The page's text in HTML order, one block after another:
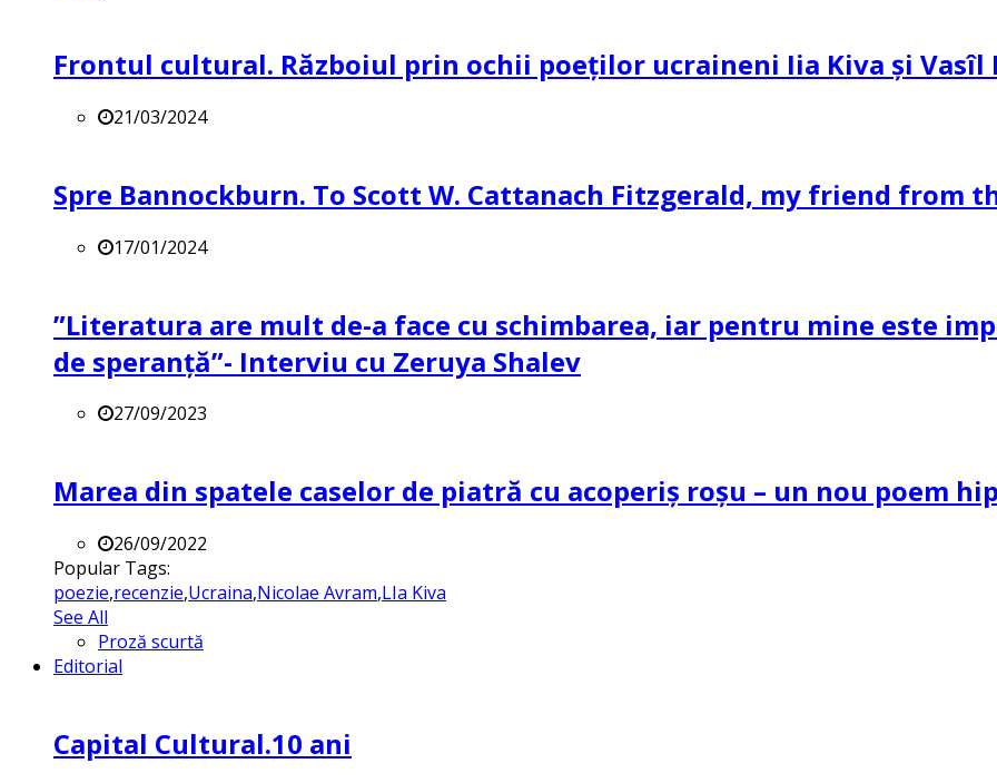
Frontul cultural. Războiul prin ochii poeților ucraineni Iia Kiva și Vasîl
21/03/2024
Spre Bannockburn. To Scott W. Cattanach Fitzgerald, my friend from
17/01/2024
”Literatura are mult de-a face cu schimbarea, iar pentru mine este
de speranță”- Interviu cu Zeruya Shalev
27/09/2023
Marea din spatele caselor de piatră cu acoperiș roșu – un nou poem
26/09/2022
Popular Tags:
poezie,recenzie,Ucraina,Nicolae Avram,LIa Kiva
See All
Proză scurtă
Editorial
Capital Cultural.10 ani